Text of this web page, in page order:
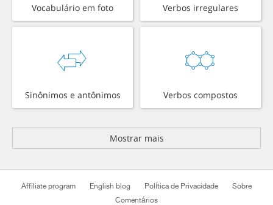
Vocabulário em foto Verbos irregulares
Sinônimos e antônimos Verbos compostos
Mostrar mais
Affiliate program English blog Política de Privacidade
Sobre
Comentários